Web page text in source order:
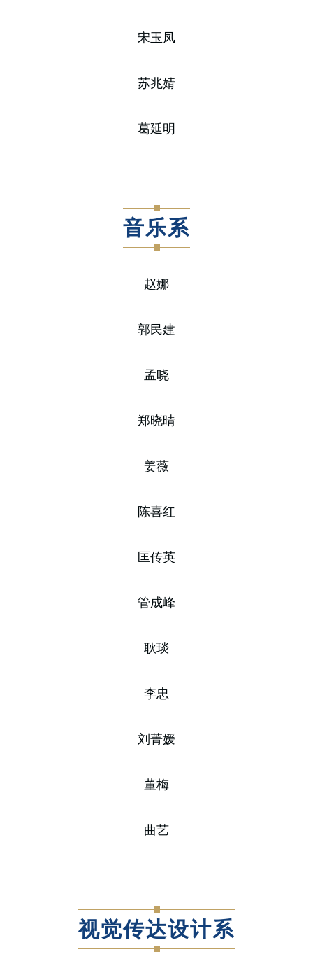
宋玉凤
苏兆婧
葛延明
音乐系
赵娜
郭民建
孟晓
郑晓晴
姜薇
陈喜红
匡传英
管成峰
耿琰
李忠
刘菁媛
董梅
曲艺
视觉传达设计系